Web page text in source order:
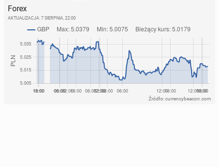
Forex
AKTUALIZACJA: 7 SIERPNIA, 22:00
Źródło: currencybeacon.com